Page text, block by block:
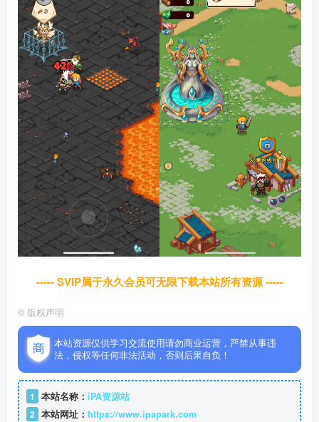
----- SVIP属于永久会员可无限下载本站所有资源 -----
© 版权声明
本站资源仅供学习交流使用请勿商业运营，严禁从事违
法，侵权等任何非法活动，否则后果自负！
1 本站名称： iPA资源站
2 本站网址： https://www.ipapark.com